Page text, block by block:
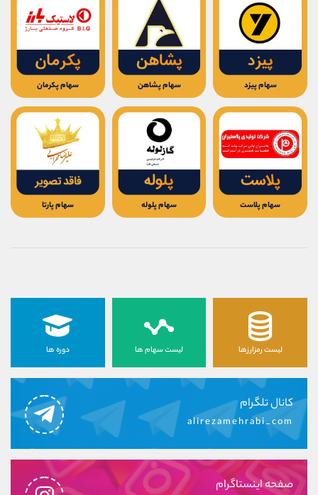
سهام پیزد سهام پشاهن سهام پکرمان
سهام پلاست سهام پلوله سهام پارتا
لیست رمزارزها لیست سهام ها دوره ها
کانال تلگرام
alirezamehrabi_com
صفحه اینستاگرام
اینستاگرام @alireza.mehrabii
کانال تلگرام @alirezamehrabi_com
کانال بله @alirezamehrabi_official